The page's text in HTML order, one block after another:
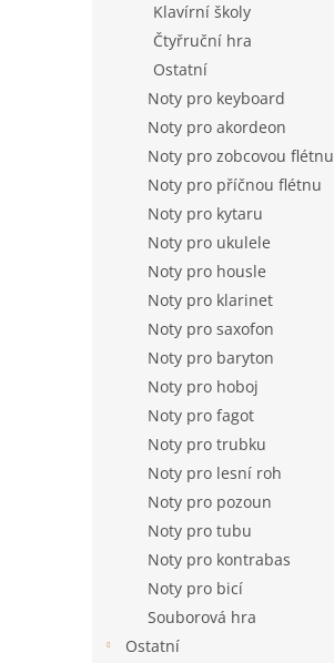
Klavírní školy
Čtyřruční hra
Ostatní
Noty pro keyboard
Noty pro akordeon
Noty pro zobcovou flétnu
Noty pro příčnou flétnu
Noty pro kytaru
Noty pro ukulele
Noty pro housle
Noty pro klarinet
Noty pro saxofon
Noty pro baryton
Noty pro hoboj
Noty pro fagot
Noty pro trubku
Noty pro lesní roh
Noty pro pozoun
Noty pro tubu
Noty pro kontrabas
Noty pro bicí
Souborová hra
Ostatní